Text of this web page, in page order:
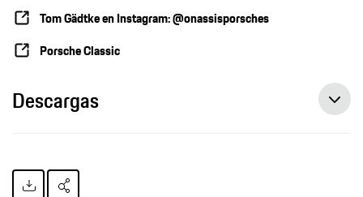
Tom Gädtke en Instagram: @onassisporsches
Porsche Classic
Descargas